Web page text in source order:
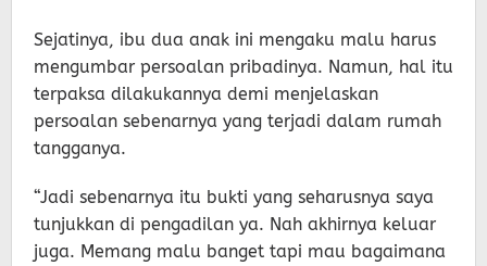
Sejatinya, ibu dua anak ini mengaku malu harus
mengumbar persoalan pribadinya. Namun, hal itu
terpaksa dilakukannya demi menjelaskan
persoalan sebenarnya yang terjadi dalam rumah
tangganya.
“Jadi sebenarnya itu bukti yang seharusnya saya
tunjukkan di pengadilan ya. Nah akhirnya keluar
juga. Memang malu banget tapi mau bagaimana